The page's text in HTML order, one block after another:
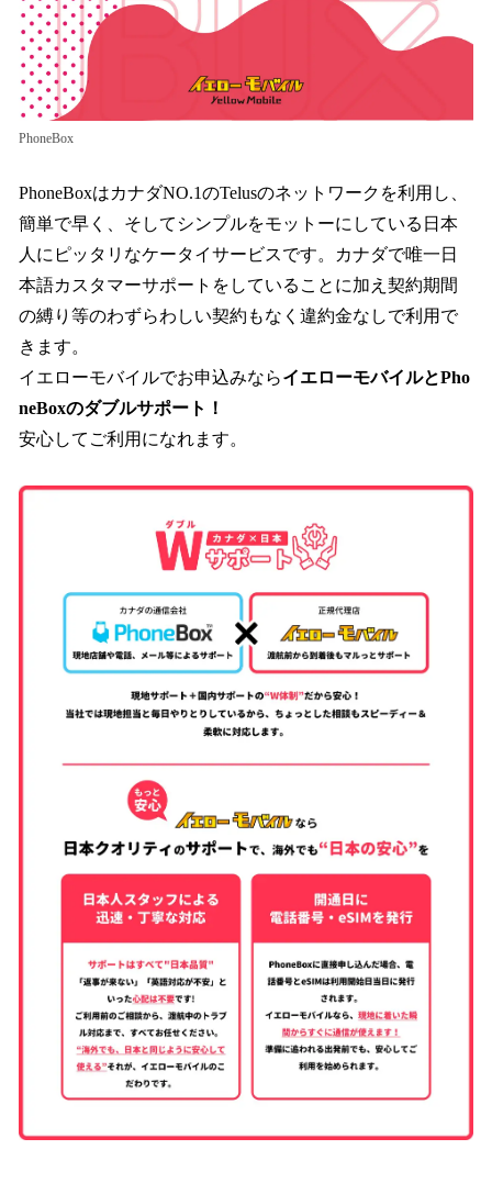
PhoneBox
PhoneBoxはカナダNO.1のTelusのネットワークを利用し、
簡単で早く、そしてシンプルをモットーにしている日本
人にピッタリなケータイサービスです。カナダで唯一日
本語カスタマーサポートをしていることに加え契約期間
の縛り等のわずらわしい契約もなく違約金なしで利用で
きます。
イエローモバイルでお申込みならイエローモバイルとPho
neBoxのダブルサポート！
安心してご利用になれます。